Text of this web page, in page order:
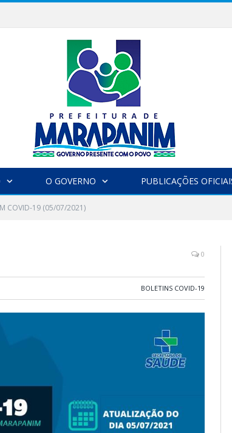
O GOVERNO PUBLICAÇÕES
COVID-19 (05/07/2021)
0
BOLETINS COVID-19